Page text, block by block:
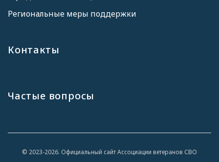
Региональные меры поддержки
Контакты
Частые вопросы
© 2023-2026. Официальный сайт Ассоциации ветеранов СВО